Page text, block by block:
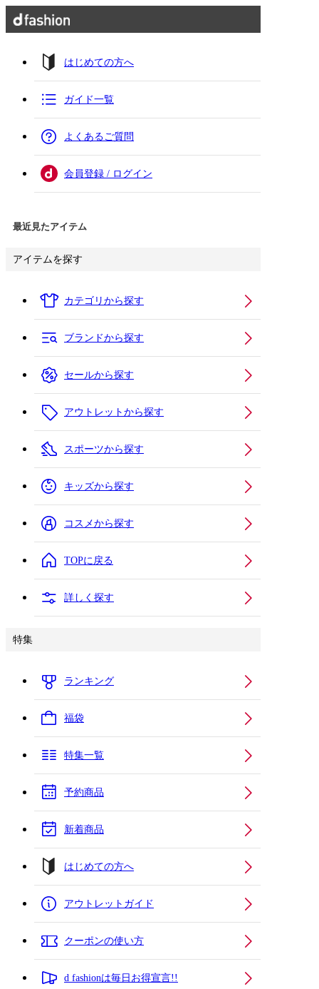
はじめての方へ
ガイド一覧
よくあるご質問
会員登録 / ログイン
最近見たアイテム
アイテムを探す
カテゴリから探す
ブランドから探す
セールから探す
アウトレットから探す
スポーツから探す
キッズから探す
コスメから探す
TOPに戻る
詳しく探す
特集
ランキング
福袋
特集一覧
予約商品
新着商品
はじめての方へ
アウトレットガイド
クーポンの使い方
d fashionは毎日お得宣言!!